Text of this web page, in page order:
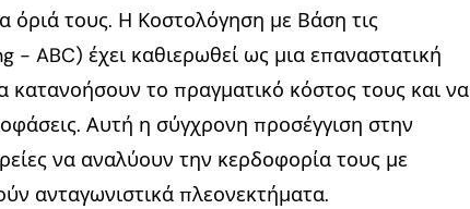
τους. Η Κοστολόγηση με Βάση τις
ABC) έχει καθιερωθεί ως μια επαναστατική
κατανοήσουν το πραγματικό κόστος τους και να
Αυτή η σύγχρονη προσέγγιση στην
να αναλύουν την κερδοφορία τους με
ανταγωνιστικά πλεονεκτήματα.